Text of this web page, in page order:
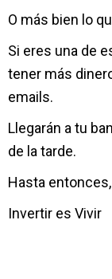
O más bien lo
Si eres una de
tener más
emails.
Llegarán a tu
de la tarde.
Hasta
Invertir es Vivir